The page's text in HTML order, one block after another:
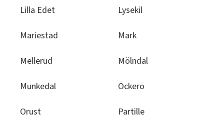
Lilla Edet Lysekil
Mariestad Mark
Mellerud Mölndal
Munkedal Öckerö
Orust Partille